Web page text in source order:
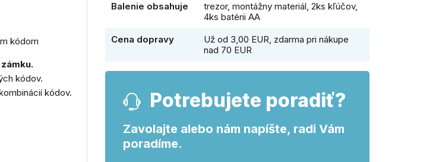
kódom
kódov.
kódov.
Balenie obsahuje
trezor, montážny materiál, 2ks kľúčov,
4ks batérii AA
Cena dopravy
Už od 3,00 EUR, zdarma pri nákupe
nad 70 EUR
Potrebujete poradiť?
Zavolajte alebo nám napíšte, radi Vám
poradíme.